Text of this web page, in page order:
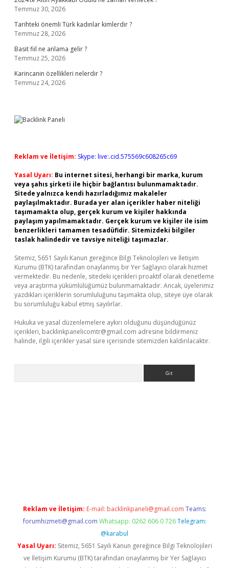
Temmuz 30, 2026
Tarihteki önemli Türk kadınlar kimlerdir ?
Temmuz 28, 2026
Basit fiil ne anlama gelir ?
Temmuz 25, 2026
Karincanin özellikleri nelerdir ?
Temmuz 24, 2026
Reklam ve İletişim: Skype: live:.cid.575569c608265c69
Yasal Uyarı: Bu internet sitesi, herhangi bir marka, kurum
veya şahıs şirketi ile hiçbir bağlantısı bulunmamaktadır.
Sitede yalnızca kendi hazırladığımız makaleler
paylaşılmaktadır. Burada yer alan içerikler haber niteliği
taşımamakta olup, gerçek kurum ve kişiler hakkında
paylaşım yapılmamaktadır. Gerçek kurum ve kişiler ile isim
benzerlikleri tamamen tesadüfidir. Sitemizdeki bilgiler
taslak halindedir ve tavsiye niteliği taşımazlar.
Sitemiz, 5651 Sayılı Kanun gereğince Bilgi Teknolojileri ve İletişim
Kurumu (BTK) tarafından onaylanmış bir Yer Sağlayıcı olarak hizmet
vermektedir. Bu nedenle, sitedeki içerikleri proaktif olarak denetleme
veya araştırma yükümlülüğümüz bulunmamaktadır. Ancak, üyelerimiz
yazdıkları içeriklerin sorumluluğunu taşımakta olup, siteye üye olarak
bu sorumluluğu kabul etmiş sayılırlar.
Hukuka ve yasal düzenlemelere aykırı olduğunu düşündüğünüz
içerikleri, backlinkpanelicomtr@gmail.com adresine bildirmeniz
halinde, ilgili içerikler yasal süre içerisinde sitemizden kaldırılacaktır.
Reklam ve İletişim: E-mail: backlinkpaneli@gmail.com Teams:
forumhizmeti@gmail.com Whatsapp: 0262 606 0 726 Telegram:
@karabul
Yasal Uyarı: Sitemiz, 5651 Sayılı Kanun gereğince Bilgi Teknolojileri
ve İletişim Kurumu (BTK) tarafından onaylanmış bir Yer Sağlayıcı